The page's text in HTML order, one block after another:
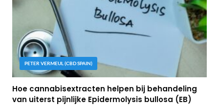
PETER VERMEUL (CBD SPAIN)
Hoe cannabisextracten helpen bij behandeling
van uiterst pijnlijke Epidermolysis bullosa (EB)